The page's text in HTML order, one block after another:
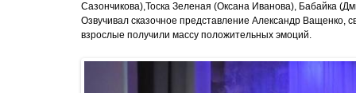
Сазончикова),Тоска Зеленая (Оксана Иванова), Бабайка
Озвучивал сказочное представление Александр Ващенко,
взрослые получили массу положительных эмоций.